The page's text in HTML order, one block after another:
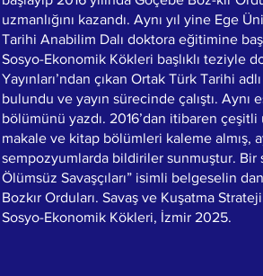
uzmanlığını kazandı. Aynı yıl yine Ege
Tarihi Anabilim Dalı doktora eğitimine
Sosyo-Ekonomik Kökleri başlıklı teziyle
Yayınları’ndan çıkan Ortak Türk Tarihi
bulundu ve yayın sürecinde çalıştı.
bölümünü yazdı. 2016’dan itibaren
makale ve kitap bölümleri kaleme almış,
sempozyumlarda bildiriler sunmuştur. Bir
Ölümsüz Savaşçıları” isimli belgeselin
Bozkır Orduları. Savaş ve Kuşatma
Sosyo-Ekonomik Kökleri, İzmir 2025.